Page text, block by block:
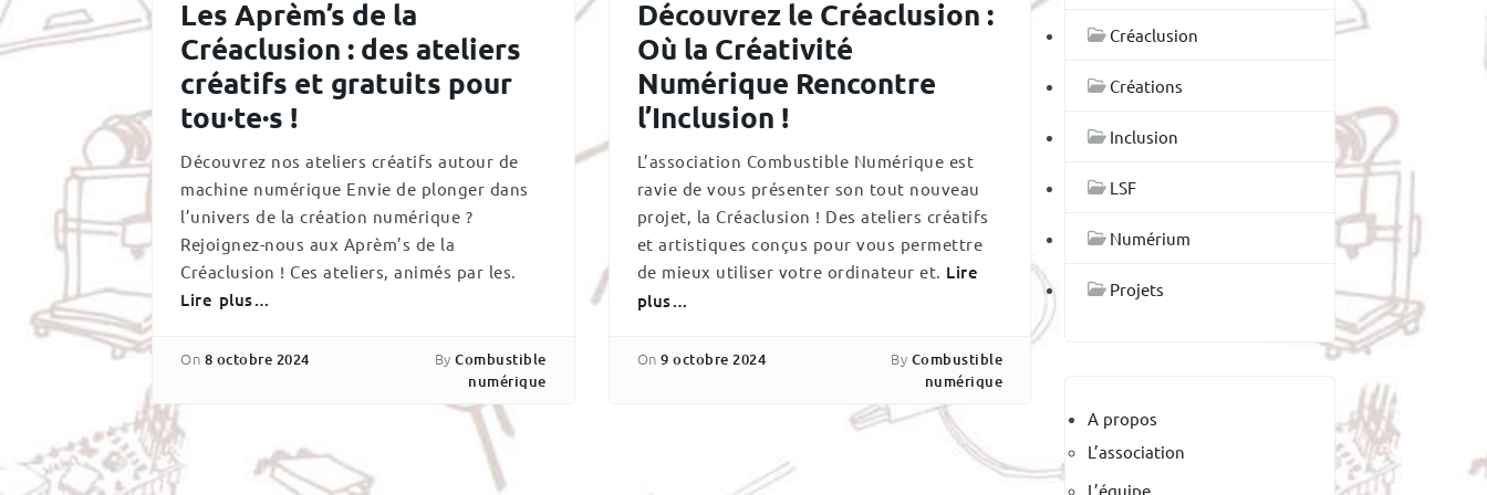
Les Aprèm’s de la
Créaclusion : des ateliers
créatifs et gratuits pour
tou·te·s !
Découvrez nos ateliers créatifs autour de
machine numérique Envie de plonger dans
l’univers de la création numérique ?
Rejoignez-nous aux Aprèm’s de la
Créaclusion ! Ces ateliers, animés par les.
Lire plus…
On 8 octobre 2024 By Combustible
numérique
Découvrez le Créaclusion :
Où la Créativité
Numérique Rencontre
l’Inclusion !
L’association Combustible Numérique est
ravie de vous présenter son tout nouveau
projet, la Créaclusion ! Des ateliers créatifs
et artistiques conçus pour vous permettre
de mieux utiliser votre ordinateur et. Lire
plus…
On 9 octobre 2024 By Combustible
numérique
Créaclusion
Créations
Inclusion
LSF
Numérium
Projets
A propos
L’association
L’équipe